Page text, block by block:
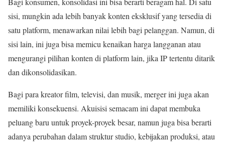
sisi, mungkin ada lebih banyak konten eksklusif yang tersedia di
satu platform, menawarkan nilai lebih bagi pelanggan. Namun, di
sisi lain, ini juga bisa memicu kenaikan harga langganan atau
mengurangi pilihan konten di platform lain, jika IP tertentu ditarik
dan dikonsolidasikan.
Bagi para kreator film, televisi, dan musik, merger ini juga akan
memiliki konsekuensi. Akuisisi semacam ini dapat membuka
peluang baru untuk proyek-proyek besar, namun juga bisa berarti
adanya perubahan dalam struktur studio, kebijakan produksi, atau